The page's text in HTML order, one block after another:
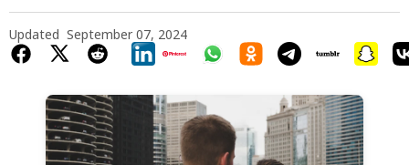
Chia
$1.36
5.5%
Updated September 07, 2024